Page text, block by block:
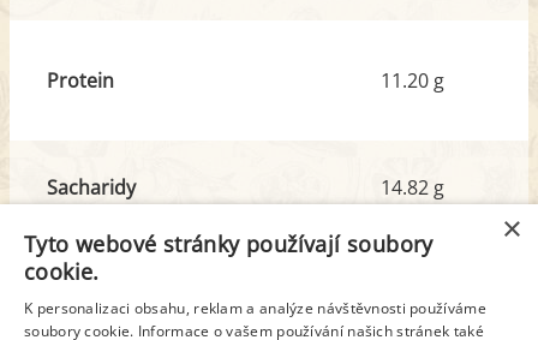
Protein 11.20 g
Sacharidy
14.82 g
Tuk
z toho nas. mastné kyseliny
16.51 g
8.58 g
×
Tyto webové stránky používají soubory
cookie.
K personalizaci obsahu, reklam a analýze návštěvnosti používáme
soubory cookie. Informace o vašem používání našich stránek také